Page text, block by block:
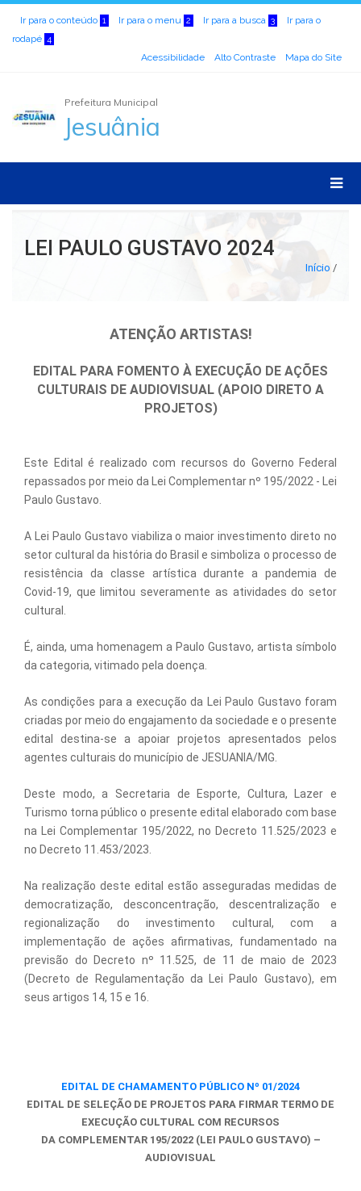
Ir para o conteúdo 1 Ir para o menu 2 Ir para a busca 3
Ir para o
rodapé 4
Acessibilidade Alto Contraste Mapa do Site
Prefeitura Municipal
Jesuânia
LEI PAULO GUSTAVO 2024
Início /
ATENÇÃO ARTISTAS!
EDITAL PARA FOMENTO À EXECUÇÃO DE AÇÕES
CULTURAIS DE AUDIOVISUAL (APOIO DIRETO A
PROJETOS)
Este Edital é realizado com recursos do Governo Federal
repassados por meio da Lei Complementar nº 195/2022 - Lei
Paulo Gustavo.
A Lei Paulo Gustavo viabiliza o maior investimento direto no
setor cultural da história do Brasil e simboliza o processo de
resistência da classe artística durante a pandemia de
Covid-19, que limitou severamente as atividades do setor
cultural.
É, ainda, uma homenagem a Paulo Gustavo, artista símbolo
da categoria, vitimado pela doença.
As condições para a execução da Lei Paulo Gustavo foram
criadas por meio do engajamento da sociedade e o presente
edital destina-se a apoiar projetos apresentados pelos
agentes culturais do município de JESUANIA/MG.
Deste modo, a Secretaria de Esporte, Cultura, Lazer e
Turismo torna público o presente edital elaborado com base
na Lei Complementar 195/2022, no Decreto 11.525/2023 e
no Decreto 11.453/2023.
Na realização deste edital estão asseguradas medidas de
democratização, desconcentração, descentralização e
regionalização do investimento cultural, com a
implementação de ações afirmativas, fundamentado na
previsão do Decreto nº 11.525, de 11 de maio de 2023
(Decreto de Regulamentação da Lei Paulo Gustavo), em
seus artigos 14, 15 e 16.
EDITAL DE CHAMAMENTO PÚBLICO Nº 01/2024
EDITAL DE SELEÇÃO DE PROJETOS PARA FIRMAR TERMO DE
EXECUÇÃO CULTURAL COM RECURSOS
DA COMPLEMENTAR 195/2022 (LEI PAULO GUSTAVO) –
AUDIOVISUAL